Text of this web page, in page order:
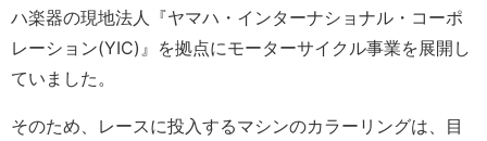
ハ楽器の現地法人『ヤマハ・インターナショナル・コーポ
レーション(YIC)』を拠点にモーターサイクル事業を展開し
ていました。
そのため、レースに投入するマシンのカラーリングは、目